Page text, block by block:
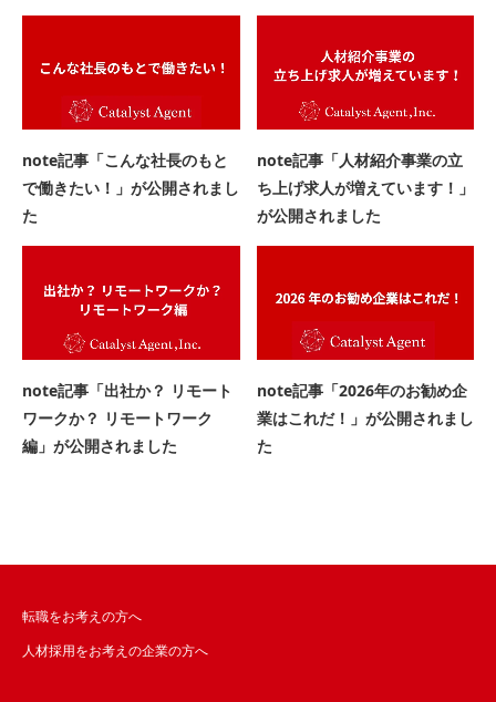
note記事「こんな社長のもと
で働きたい！」が公開されまし
た
note記事「人材紹介事業の立
ち上げ求人が増えています！」
が公開されました
note記事「出社か？ リモート
ワークか？ リモートワーク
編」が公開されました
note記事「2026年のお勧め企
業はこれだ！」が公開されまし
た
転職をお考えの方へ
人材採用をお考えの企業の方へ